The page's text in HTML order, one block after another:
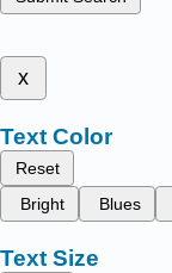
x
Text Color
Reset
Bright
Blues
Text Size